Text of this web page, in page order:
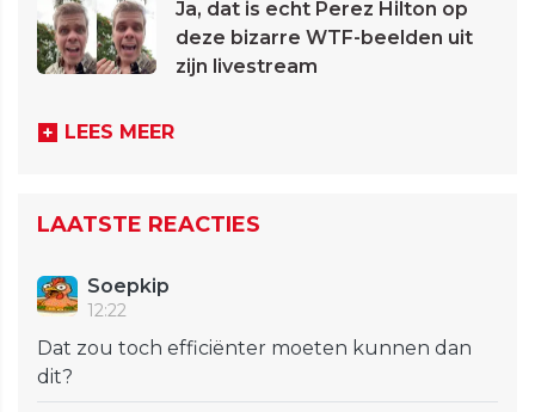
Ja, dat is echt Perez Hilton op
deze bizarre WTF-beelden uit
zijn livestream
LEES MEER
LAATSTE REACTIES
Soepkip
12:22
Dat zou toch efficiënter moeten kunnen dan
dit?